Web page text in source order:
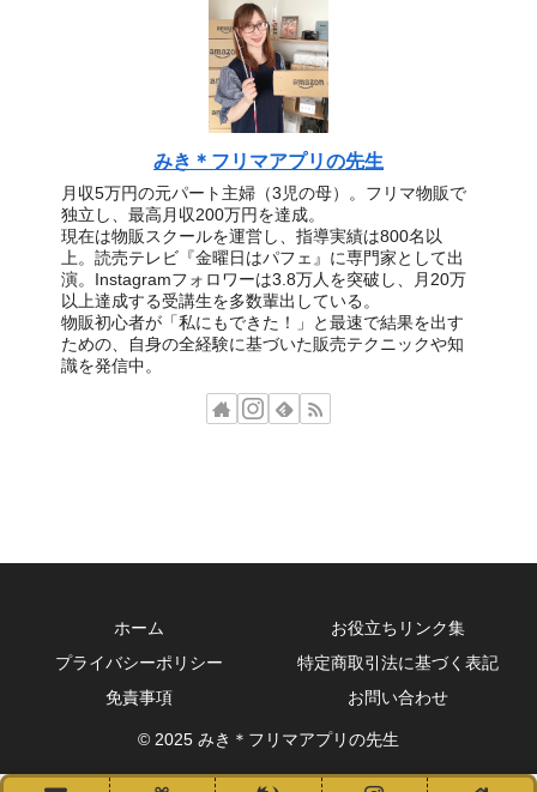
みき＊フリマアプリの先生
月収5万円の元パート主婦（3児の母）。フリマ物販で
独立し、最高月収200万円を達成。
現在は物販スクールを運営し、指導実績は800名以
上。読売テレビ『金曜日はパフェ』に専門家として出
演。Instagramフォロワーは3.8万人を突破し、月20万
以上達成する受講生を多数輩出している。
物販初心者が「私にもできた！」と最速で結果を出す
ための、自身の全経験に基づいた販売テクニックや知
識を発信中。
ホーム
お役立ちリンク集
プライバシーポリシー
特定商取引法に基づく表記
免責事項
お問い合わせ
© 2025 みき＊フリマアプリの先生